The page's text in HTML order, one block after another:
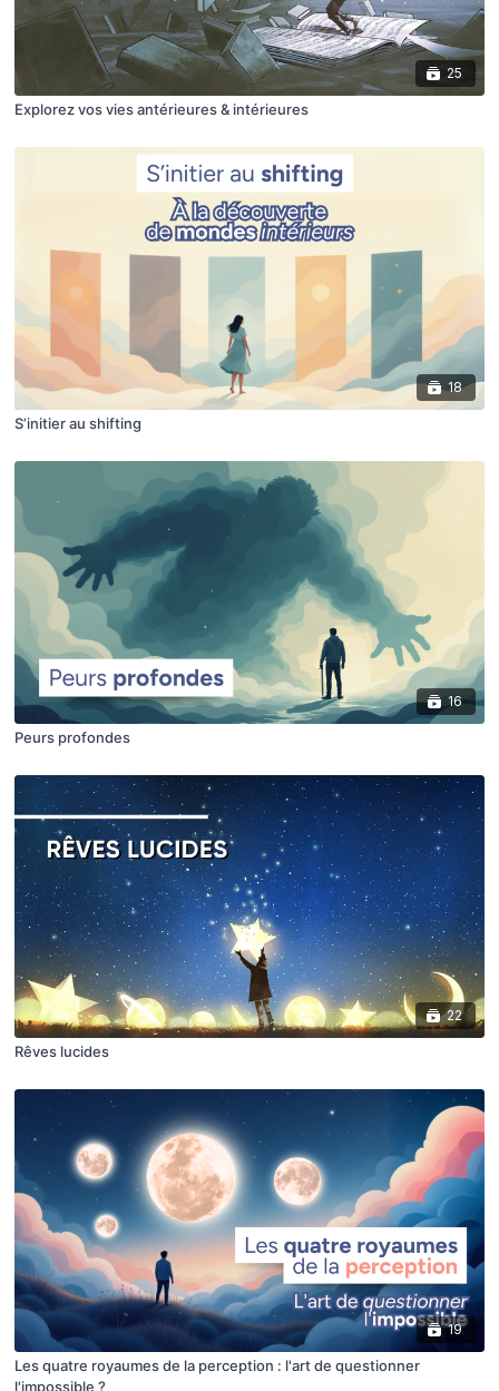
25
Explorez vos vies antérieures & intérieures
18
S’initier au shifting
16
Peurs profondes
22
Rêves lucides
19
Les quatre royaumes de la perception : l'art de questionner
l'impossible ?